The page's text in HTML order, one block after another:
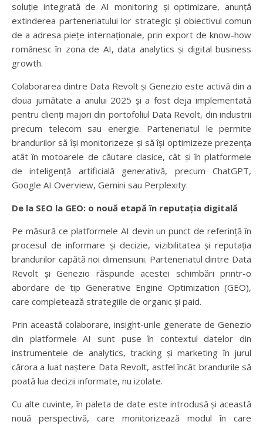
soluție integrată de AI monitoring și optimizare, anunță
extinderea parteneriatului lor strategic și obiectivul comun
de a adresa piețe internaționale, prin export de know-how
românesc în zona de AI, data analytics și digital business
growth.
Colaborarea dintre Data Revolt și Genezio este activă din a
doua jumătate a anului 2025 și a fost deja implementată
pentru clienți majori din portofoliul Data Revolt, din industrii
precum telecom sau energie. Parteneriatul le permite
brandurilor să își monitorizeze și să își optimizeze prezența
atât în motoarele de căutare clasice, cât și în platformele
de inteligență artificială generativă, precum ChatGPT,
Google AI Overview, Gemini sau Perplexity.
De la SEO la GEO: o nouă etapă în reputația digitală
Pe măsură ce platformele AI devin un punct de referință în
procesul de informare și decizie, vizibilitatea și reputația
brandurilor capătă noi dimensiuni. Parteneriatul dintre Data
Revolt și Genezio răspunde acestei schimbări printr-o
abordare de tip Generative Engine Optimization (GEO),
care completează strategiile de organic și paid.
Prin această colaborare, insight-urile generate de Genezio
din platformele AI sunt puse în contextul datelor din
instrumentele de analytics, tracking și marketing în jurul
cărora a luat naștere Data Revolt, astfel încât brandurile să
poată lua decizii informate, nu izolate.
Cu alte cuvinte, în paleta de date este introdusă și această
nouă perspectivă, care monitorizează modul în care